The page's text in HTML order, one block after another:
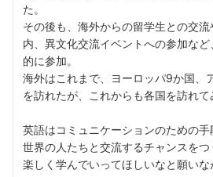
た。
その後も、海外からの留学生との交
内、異文化交流イベントへの参加な
的に参加。
海外はこれまで、ヨーロッパ9か国、
を訪れたが、これからも各国を訪れて
英語はコミュニケーションのための手
世界の人たちと交流するチャンスを
楽しく学んでいってほしいなと願いな